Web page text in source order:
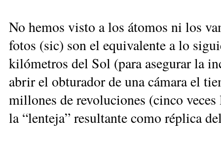
No hemos visto a los átomos ni los
fotos (sic) son el equivalente a lo
kilómetros del Sol (para asegurar la
abrir el obturador de una cámara el
millones de revoluciones (cinco
la “lenteja” resultante como réplica